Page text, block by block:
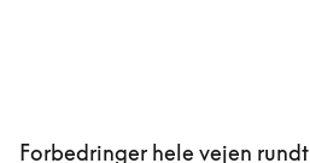
Forbedringer hele vejen rundt